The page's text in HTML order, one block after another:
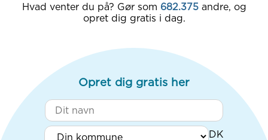
Hvad venter du på? Gør som 682.375 andre, og
opret dig gratis i dag.
Opret dig gratis her